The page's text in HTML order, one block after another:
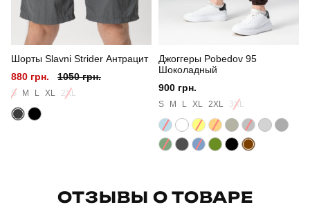
Країна - виробник україна
Шорты Slavni Strider Антрацит
880 грн.
1050 грн.
S M L XL 2XL
Джоггеры Pobedov 95
Шоколадный
900 грн.
S M L XL 2XL 3XL
ОТЗЫВЫ О ТОВАРЕ